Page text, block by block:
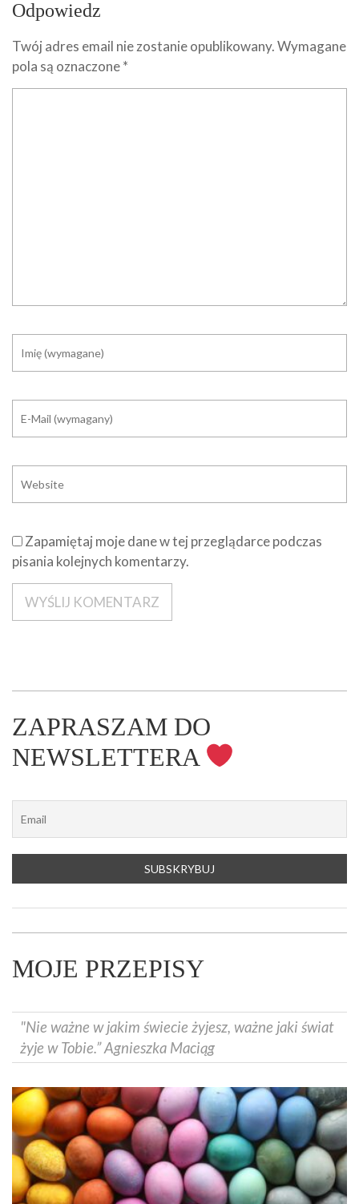
Odpowiedz
Twój adres email nie zostanie opublikowany.Wymagane
pola są oznaczone*
Zapamiętaj moje dane w tej przeglądarce podczas
pisania kolejnych komentarzy.
ZAPRASZAM DO
NEWSLETTERA
MOJE PRZEPISY
"Nie ważne w jakim świecie żyjesz, ważne jaki świat
żyje w Tobie.” Agnieszka Maciąg